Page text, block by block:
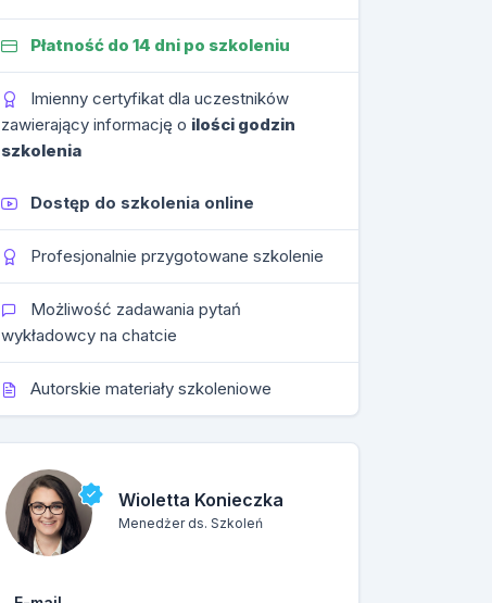
Płatność do 14 dni po szkoleniu
Imienny certyfikat dla uczestników
zawierający informację o ilości godzin
szkolenia
Dostęp do szkolenia online
Profesjonalnie przygotowane szkolenie
Możliwość zadawania pytań
wykładowcy na chatcie
Autorskie materiały szkoleniowe
Wioletta Konieczka
Menedżer ds. Szkoleń